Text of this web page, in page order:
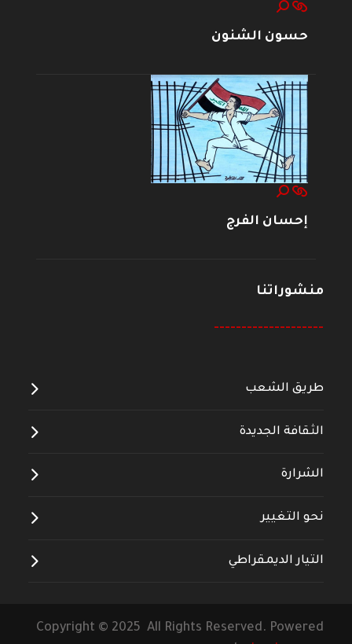
حسون الشنون
إحسان الفرج
منشوراتنا
--------------------
طريق الشعب
الثقافة الجديدة
الشرارة
نحو التغيير
التيار الديمقراطي
Copyright © 2025 All Rights Reserved. Powered